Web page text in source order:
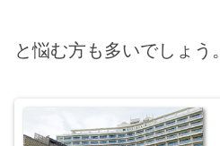
と悩む方も多いでしょう。